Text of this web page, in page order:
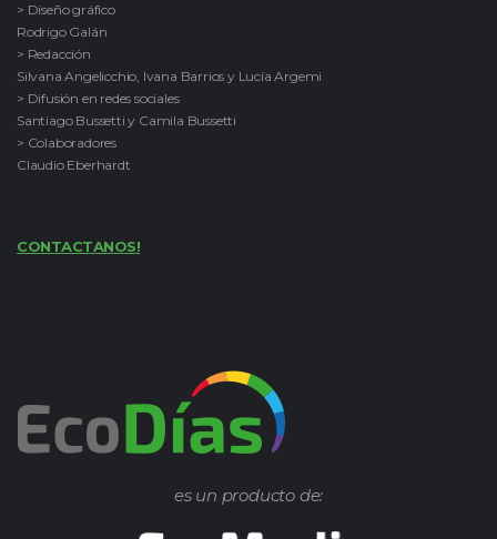
> Diseño gráfico
Rodrigo Galán
> Redacción
Silvana Angelicchio, Ivana Barrios y Lucía Argemi
> Difusión en redes sociales
Santiago Bussetti y Camila Bussetti
> Colaboradores
Claudio Eberhardt
CONTACTANOS!
es un producto de: